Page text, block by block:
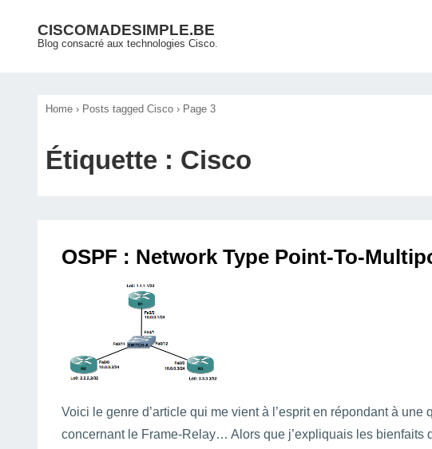
CISCOMADESIMPLE.BE
Blog consacré aux technologies Cisco.
Home › Posts tagged Cisco › Page 3
Étiquette : Cisco
OSPF : Network Type Point-To-
Voici le genre d’article qui me vient à l’esprit en répondant à une
concernant le Frame-Relay… Alors que j’expliquais les bienfaits